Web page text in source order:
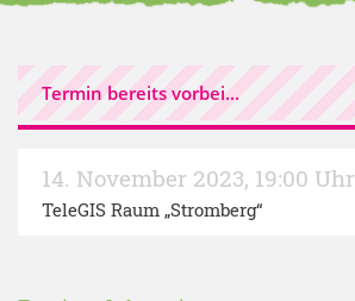
Termin bereits vorbei...
14. November 2023, 19:00 Uhr
TeleGIS Raum „Stromberg“